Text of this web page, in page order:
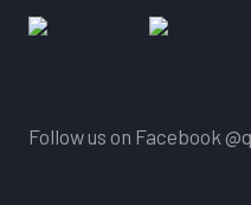
Follow us on Facebook